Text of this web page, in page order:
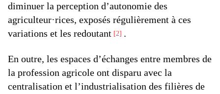
diminuer la perception d’autonomie des
agriculteur·rices, exposés régulièrement à ces
variations et les redoutant 2 .
En outre, les espaces d’échanges entre membres de
la profession agricole ont disparu avec la
centralisation et l’industrialisation des filières de